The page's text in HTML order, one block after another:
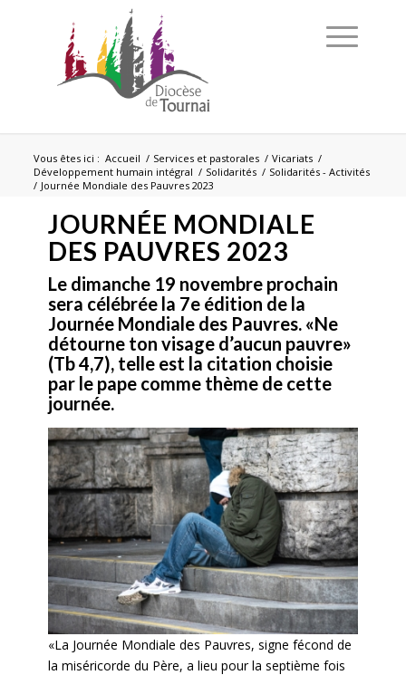
Vous êtes ici : Accueil / Services et pastorales / Vicariats /
Développement humain intégral / Solidarités / Solidarités - Activités
/ Journée Mondiale des Pauvres 2023
JOURNÉE MONDIALE
DES PAUVRES 2023
Le dimanche 19 novembre prochain
sera célébrée la 7e édition de la
Journée Mondiale des Pauvres. «Ne
détourne ton visage d’aucun pauvre»
(Tb 4,7), telle est la citation choisie
par le pape comme thème de cette
journée.
«La Journée Mondiale des Pauvres, signe fécond de
la miséricorde du Père, a lieu pour la septième fois